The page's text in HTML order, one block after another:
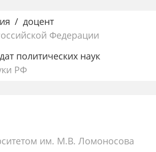
доцент
Федерации
политических наук
РФ
им. М.В. Ломоносова